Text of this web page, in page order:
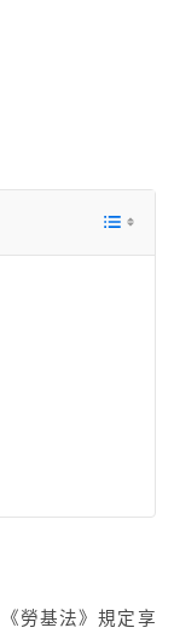
《勞基法》規定享